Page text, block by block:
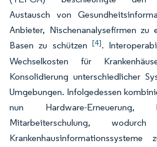
Austausch von
Anbieter, Nischenanalysefirmen zu
Basen zu schützen [4].
Wechselkosten für
Konsolidierung unterschiedlicher
Umgebungen. Infolgedessen
nun Hardware-Erneuerung,
Mitarbeiterschulung,